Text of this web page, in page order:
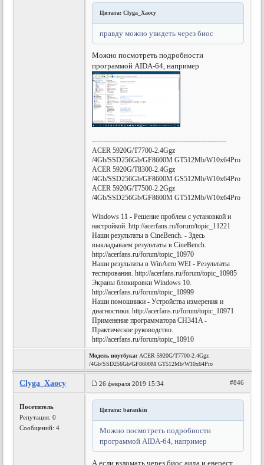
Цитата: Clyga_Xaocy
правду можно увидеть через биос
Можно посмотреть подробности
программой AIDA-64, например
---------------------------------------------------------
ACER 5920G/T7700-2.4Ggz
/4Gb/SSD256Gb/GF8600M GT512Mb/W10x64Pro
ACER 5920G/T8300-2.4Ggz
/4Gb/SSD256Gb/GF8600M GS512Mb/W10x64Pro
ACER 5920G/T7500-2.2Ggz
/4Gb/SSD256Gb/GF8600M GT512Mb/W10x64Pro
Windows 11 - Решение проблем с установкой и
настройкой. http://acerfans.ru/forum/topic_11221
Наши результаты в CineBench. - Здесь
выкладываем результаты в CineBench.
http://acerfans.ru/forum/topic_10970
Наши результаты в WinAero WEI - Результаты
тестирования. http://acerfans.ru/forum/topic_10985
Экраны блокировки Windows 10.
http://acerfans.ru/forum/topic_10999
Наши помошники - Устройства измерения и
диагностики. http://acerfans.ru/forum/topic_10971
Применение программатора CH341A -
Практическое руководство.
http://acerfans.ru/forum/topic_10910
Модель ноутбука: ACER 5920G/T7700-2.4Ggz
/4Gb/SSD256Gb/GF8600M GT512Mb/W10x64Pro
Clyga_Xaocy 26 февраля 2019 15:34 #846
Посетитель
Репутация:0
Сообщений: 4
Цитата: barankin
Можно посмотреть подробности
программой AIDA-64, например
А если взломать через биос аида и еверест